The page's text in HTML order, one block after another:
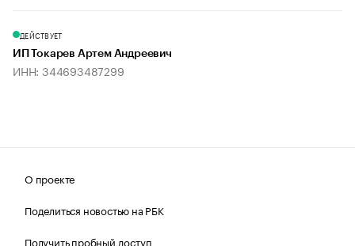
ДЕЙСТВУЕТ
ИП Токарев Артем Андреевич
ИНН: 344693487299
О проекте
Поделиться новостью на РБК
Получить пробный доступ